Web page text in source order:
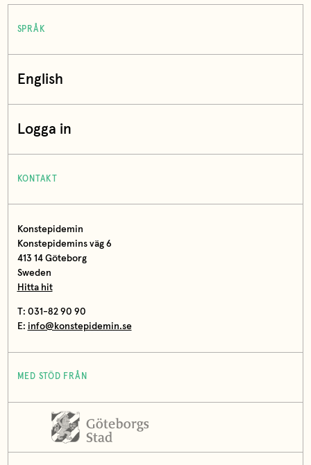
SPRÅK
English
Logga in
KONTAKT
Konstepidemin
Konstepidemins väg 6
413 14 Göteborg
Sweden
Hitta hit
T: 031-82 90 90
E: info@konstepidemin.se
MED STÖD FRÅN